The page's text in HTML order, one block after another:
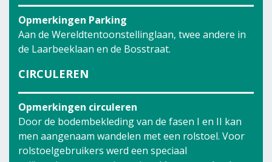
Opmerkingen Parking
Aan de Wereldtentoonstellinglaan, twee andere in
de Laarbeeklaan en de Bosstraat.
CIRCULEREN
Opmerkingen circuleren
Door de bodembekleding van de fasen I en II kan
men aangenaam wandelen met een rolstoel. Voor
rolstoelgebruikers werd een speciaal